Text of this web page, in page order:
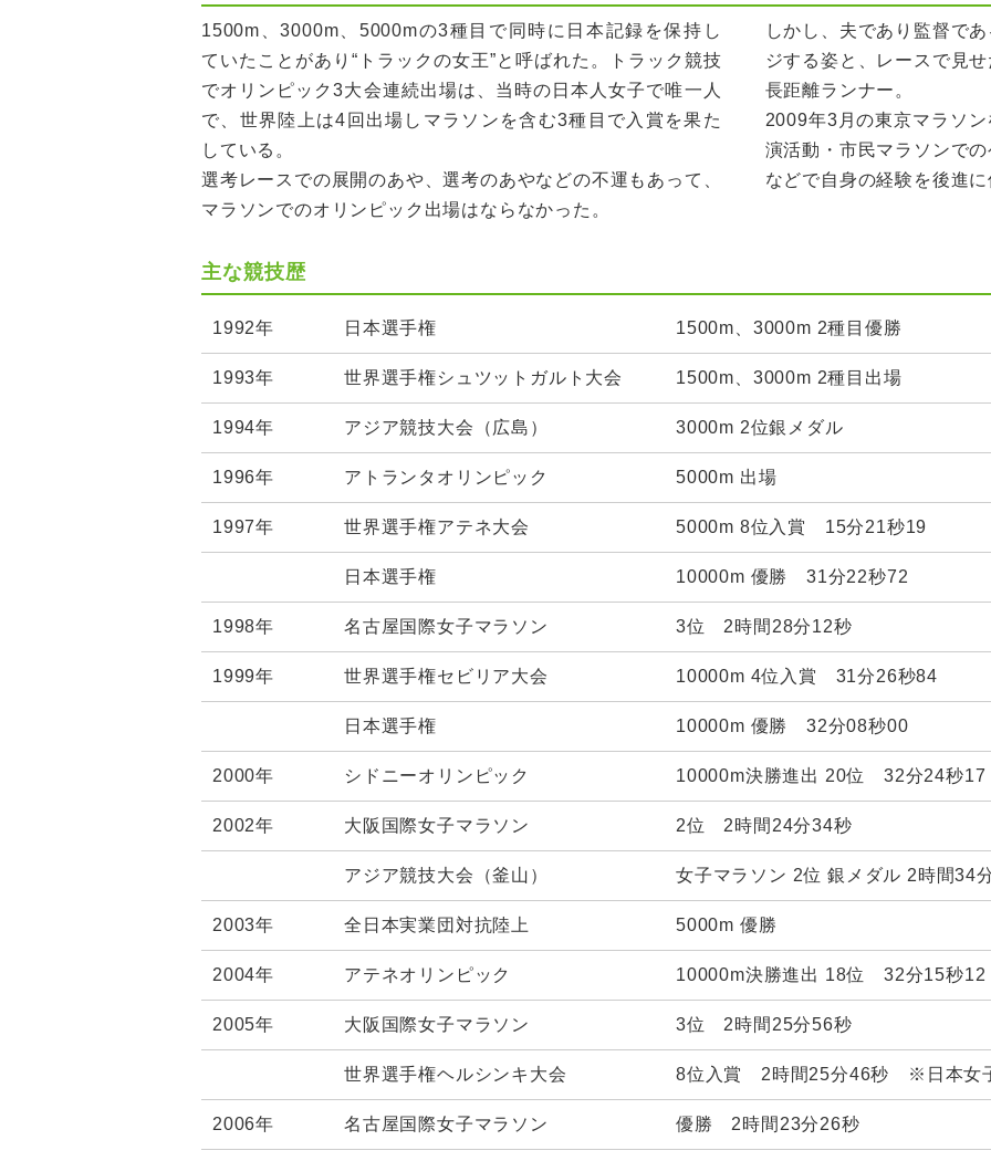
1500m、3000m、5000mの3種目で同時に日本記録を保持し
ていたことがあり“トラックの女王”と呼ばれた。トラック競技
でオリンピック3大会連続出場は、当時の日本人女子で唯一人
で、世界陸上は4回出場しマラソンを含む3種目で入賞を果た
している。
選考レースでの展開のあや、選考のあやなどの不運もあって、
マラソンでのオリンピック出場はならなかった。
しかし、夫であり監督で
ジする姿と、レースで見
長距離ランナー。
2009年3月の東京マラソ
演活動・市民マラソンで
などで自身の経験を後進
主な競技歴
1992年 日本選手権 1500m、3000m 2種目優勝
1993年 世界選手権シュツットガルト大会 1500m、3000m 2種目出場
1994年 アジア競技大会（広島） 3000m 2位銀メダル
1996年 アトランタオリンピック 5000m 出場
1997年 世界選手権アテネ大会 5000m 8位入賞 15分21秒19
日本選手権 10000m 優勝 31分22秒72
1998年 名古屋国際女子マラソン 3位 2時間28分12秒
1999年 世界選手権セビリア大会 10000m 4位入賞 31分26秒84
日本選手権 10000m 優勝 32分08秒00
2000年 シドニーオリンピック 10000m決勝進出 20位 32分24秒17
2002年 大阪国際女子マラソン 2位 2時間24分34秒
アジア競技大会（釜山） 女子マラソン 2位 銀メダル 2時間34
2003年 全日本実業団対抗陸上 5000m 優勝
2004年 アテネオリンピック 10000m決勝進出 18位 32分15秒12
2005年 大阪国際女子マラソン 3位 2時間25分56秒
世界選手権ヘルシンキ大会 8位入賞 2時間25分46秒 ※日本女
2006年 名古屋国際女子マラソン 優勝 2時間23分26秒